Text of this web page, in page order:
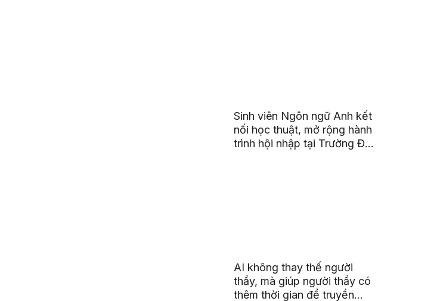
Sinh viên Ngôn ngữ Anh kết
nối học thuật, mở rộng hành
trình hội nhập tại Trường Đại
AI không thay thế người
thầy, mà giúp người thầy có
thêm thời gian để truyền